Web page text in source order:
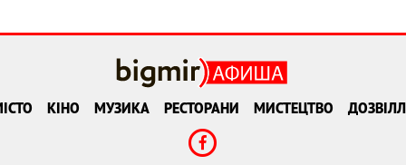
КІНО МУЗИКА РЕСТОРАНИ МИСТЕЦТВО